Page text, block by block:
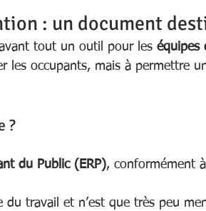
: un document
tout un outil pour les équipes
les occupants, mais à permettre
?
du Public (ERP), conformément
du travail et n’est que très peu